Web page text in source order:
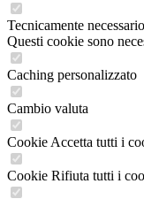
Tecnicamente necessario
Questi cookie sono
Caching personalizzato
Cambio valuta
Cookie Accetta tutti i
Cookie Rifiuta tutti i